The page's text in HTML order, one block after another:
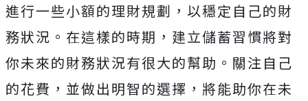
進行一些小額的理財規劃，以穩定自己的財
務狀況。在這樣的時期，建立儲蓄習慣將對
你未來的財務狀況有很大的幫助。關注自己
的花費，並做出明智的選擇，將能助你在未